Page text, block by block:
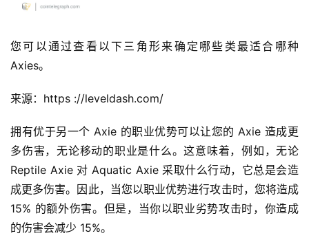
您可以通过查看以下三角形来确定哪些类最适合哪种
Axies。
来源：https ://leveldash.com/
拥有优于另一个 Axie 的职业优势可以让您的 Axie 造成更
多伤害，无论移动的职业是什么。这意味着，例如，无论
Reptile Axie 对 Aquatic Axie 采取什么行动，它总是会造
成更多伤害。因此，当您以职业优势进行攻击时，您将造成
15% 的额外伤害。但是，当你以职业劣势攻击时，你造成
的伤害会减少 15%。